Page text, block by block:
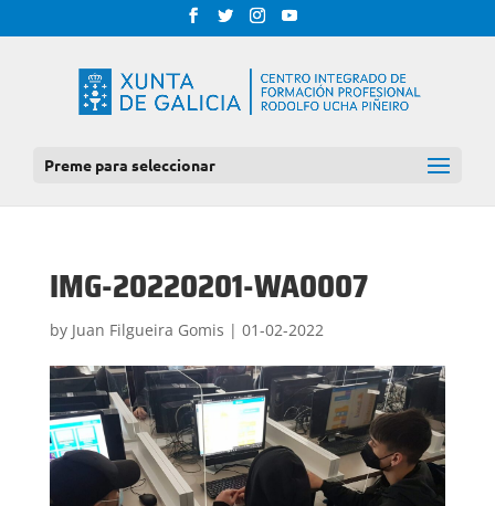
Preme para seleccionar
IMG-20220201-WA0007
by Juan Filgueira Gomis | 01-02-2022